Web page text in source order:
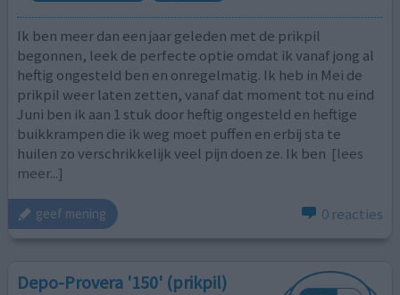
Ik ben meer dan een jaar geleden met de prikpil
begonnen, leek de perfecte optie omdat ik vanaf jong al
heftig ongesteld ben en onregelmatig. Ik heb in Mei de
prikpil weer laten zetten, vanaf dat moment tot nu eind
Juni ben ik aan 1 stuk door heftig ongesteld en heftige
buikkrampen die ik weg moet puffen en erbij sta te
huilen zo verschrikkelijk veel pijn doen ze. Ik ben [lees
meer...]
geef mening 0 reacties
Depo-Provera '150' (prikpil)